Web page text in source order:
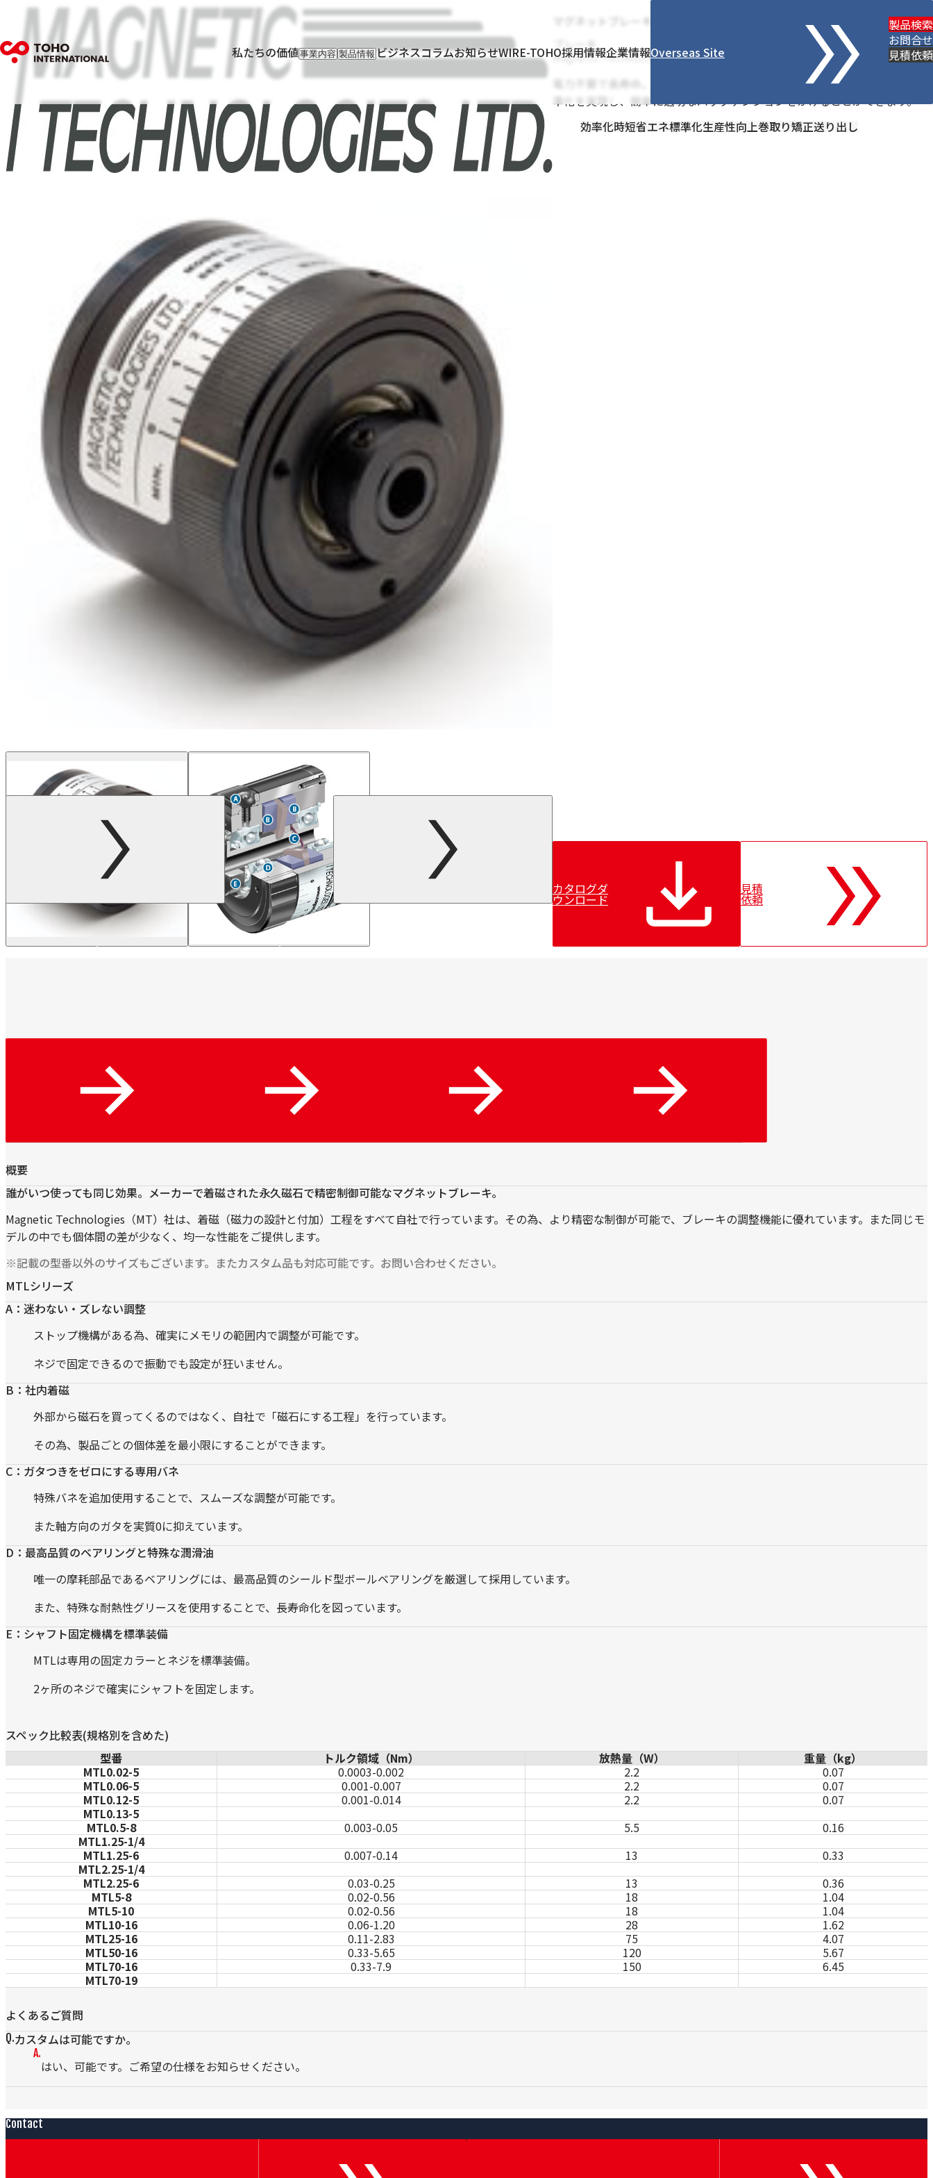
私たちの価値事業内容
輸出事業
IoT開発事業
製品情報
KETTEi
ビジネスコラムお知らせWIRE-TOHO採用情報企業情報Overseas Site
製品検索
お問合せ
見積依頼
マグネットブレーキ MTL5-8
ブレーキ
Magnetic Technologies
電力不要で長寿命。本体メモリと自社着磁による永久磁石がブレーキの標
準化を実現し、簡単に適切なバックテンションをかけることができます。
効率化時短省エネ標準化生産性向上巻取り矯正送り出し
カタログダ
ウンロード
見積
依頼
表
概要
誰がいつ使っても同じ効果。メーカーで着磁された永久磁石で精密制御可能なマグネットブレーキ。
Magnetic Technologies（MT）社は、着磁（磁力の設計と付加）工程をすべて自社で行っています。その為、より精密な制御が可能で、ブレーキの調整機能に優れています。また同じモ
デルの中でも個体間の差が少なく、均一な性能をご提供します。
※記載の型番以外のサイズもございます。またカスタム品も対応可能です。お問い合わせください。
MTLシリーズ
A：迷わない・ズレない調整
ストップ機構がある為、確実にメモリの範囲内で調整が可能です。
ネジで固定できるので振動でも設定が狂いません。
B：社内着磁
外部から磁石を買ってくるのではなく、自社で「磁石にする工程」を行っています。
その為、製品ごとの個体差を最小限にすることができます。
C：ガタつきをゼロにする専用バネ
特殊バネを追加使用することで、スムーズな調整が可能です。
また軸方向のガタを実質0に抑えています。
D：最高品質のベアリングと特殊な潤滑油
唯一の摩耗部品であるベアリングには、最高品質のシールド型ボールベアリングを厳選して採用しています。
また、特殊な耐熱性グリースを使用することで、長寿命化を図っています。
E：シャフト固定機構を標準装備
MTLは専用の固定カラーとネジを標準装備。
2ヶ所のネジで確実にシャフトを固定します。
スペック比較表(規格別を含めた)
型番
トルク領域（Nm） 放熱量（W）
重量（kg）
MTL0.02-5
0.0003-0.002 2.2
0.07
MTL0.06-5
0.001-0.007 2.2
0.07
MTL0.12-5
0.001-0.014 2.2
0.07
MTL0.13-5
MTL0.5-8
0.003-0.05 5.5
0.16
MTL1.25-1/4
MTL1.25-6
0.007-0.14 13
0.33
MTL2.25-1/4
MTL2.25-6
0.03-0.25 13
0.36
MTL5-8
0.02-0.56 18
1.04
MTL5-10
0.02-0.56 18
1.04
MTL10-16
0.06-1.20 28
1.62
MTL25-16
0.11-2.83 75
4.07
MTL50-16
0.33-5.65 120
5.67
MTL70-16
0.33-7.9 150
6.45
MTL70-19
よくあるご質問
カスタムは可能ですか。
はい、可能です。ご希望の仕様をお知らせください。
Contact